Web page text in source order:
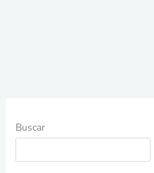
Buscar